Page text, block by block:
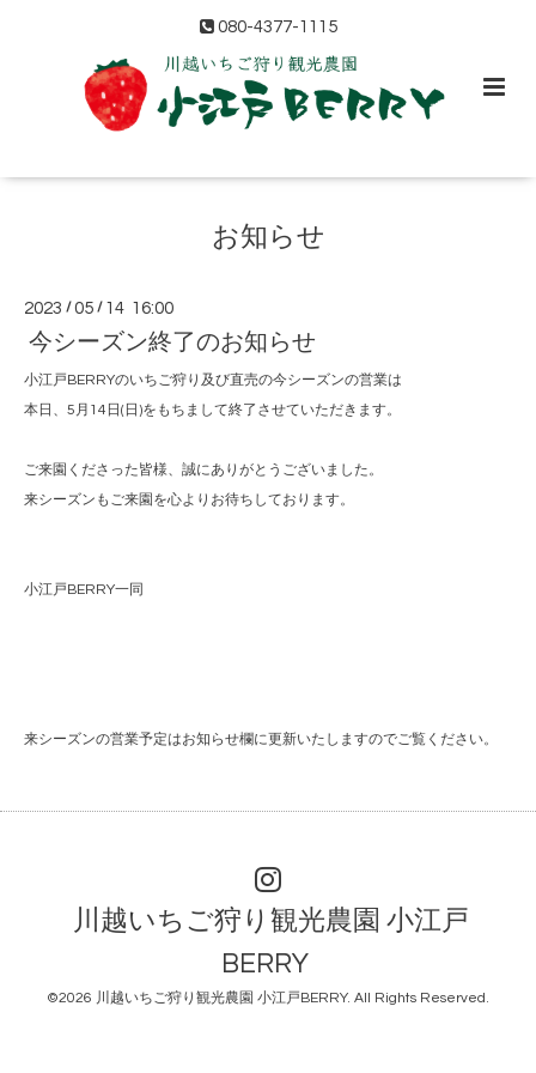
080-4377-1115
お知らせ
2023 /05 / 14 16:00
今シーズン終了のお知らせ
小江戸BERRYのいちご狩り及び直売の今シーズンの営業は
本日、5月14日(日)をもちまして終了させていただきます。
ご来園くださった皆様、誠にありがとうございました。
来シーズンもご来園を心よりお待ちしております。
小江戸BERRY一同
来シーズンの営業予定はお知らせ欄に更新いたしますのでご覧ください。
川越いちご狩り観光農園 小江戸
BERRY
©2026 川越いちご狩り観光農園 小江戸BERRY. All Rights Reserved.